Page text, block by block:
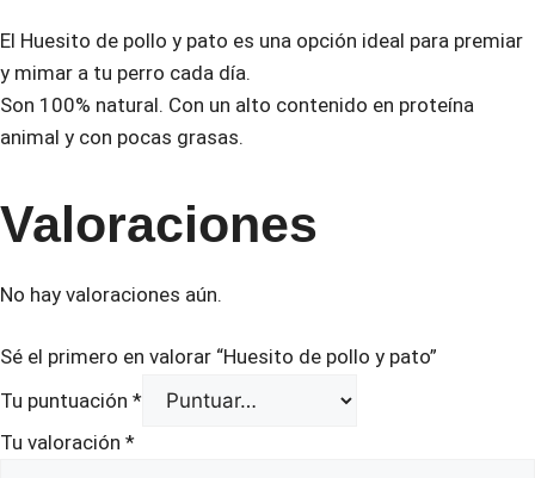
El Huesito de pollo y pato es una opción ideal para premiar
y mimar a tu perro cada día.
Son 100% natural. Con un alto contenido en proteína
animal y con pocas grasas.
Valoraciones
No hay valoraciones aún.
Sé el primero en valorar “Huesito de pollo y pato”
Tu puntuación *
Tu valoración *